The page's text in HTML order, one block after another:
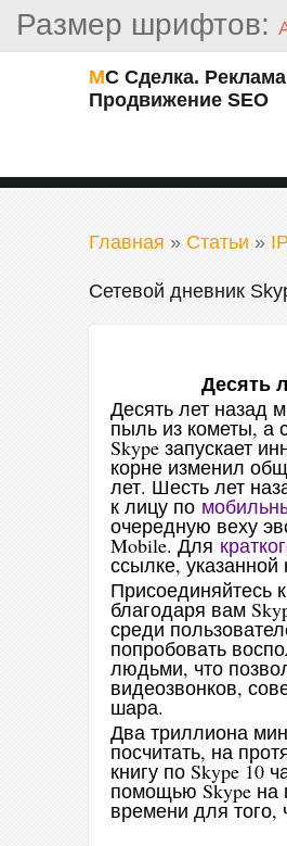
Размер шрифтов:
МС Сделка. Реклама и объявления.
Продвижение SEO
Главная » Статьи »
Сетевой дневник
Десять
Десять лет назад
пыль из кометы, а
Skype запускает
корне изменил
лет. Шесть лет
к лицу по
очередную веху
Mobile. Для
ссылке, указанной
Присоединяйтесь
благодаря вам
среди
попробовать
людьми, что
видеозвонков,
шара.
Два триллиона
посчитать, на
книгу по Skype 10
помощью Skype на
времени для того,